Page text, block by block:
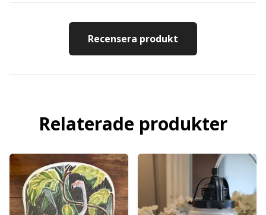
Recensera produkt
Relaterade produkter